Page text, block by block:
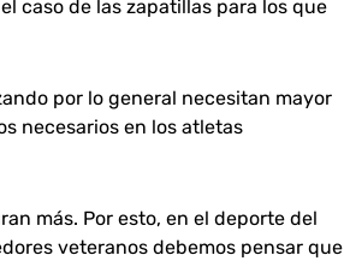
caso de las zapatillas para los que
por lo general necesitan mayor
necesarios en los atletas
más. Por esto, en el deporte del
veteranos debemos pensar que